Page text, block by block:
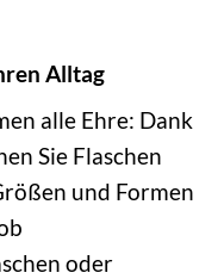
Alltag
alle Ehre: Dank
Sie Flaschen
und Formen
oder